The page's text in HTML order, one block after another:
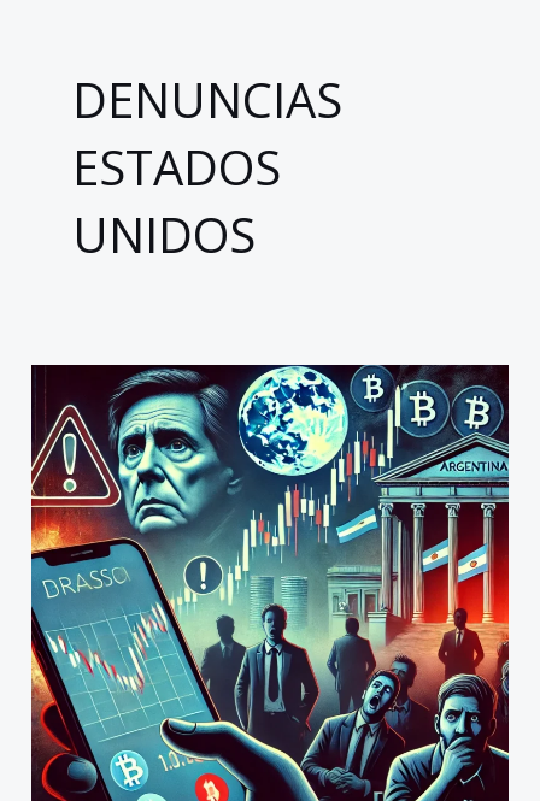
DENUNCIAS
ESTADOS
UNIDOS
escándalo
de
la
criptomoneda
$Libra,
la
peor
crisis
de
Javier
Milei